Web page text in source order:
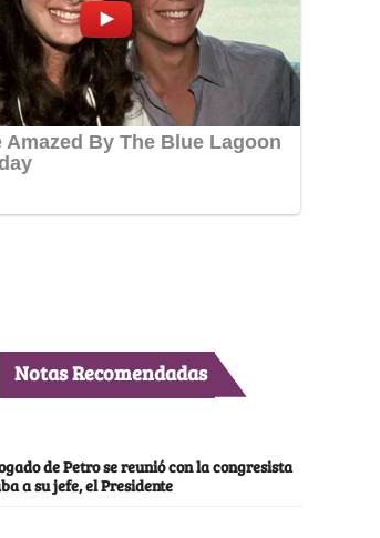
Notas Recomendadas
de Petro se reunió con la congresista
a su jefe, el Presidente